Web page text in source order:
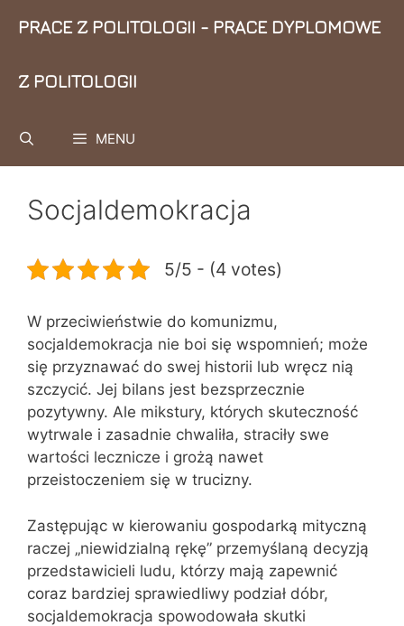
PRACE Z POLITOLOGII - PRACE DYPLOMOWE
Z POLITOLOGII
MENU
Socjaldemokracja
5/5 - (4 votes)
W przeciwieństwie do komunizmu,
socjaldemokracja nie boi się wspomnień; może
się przyznawać do swej historii lub wręcz nią
szczycić. Jej bilans jest bezsprzecznie
pozytywny. Ale mikstury, których skuteczność
wytrwale i zasadnie chwaliła, straciły swe
wartości lecznicze i grożą nawet
przeistoczeniem się w trucizny.
Zastępując w kierowaniu gospodarką mityczną
raczej „niewidzialną rękę” przemyślaną decyzją
przedstawicieli ludu, którzy mają zapewnić
coraz bardziej sprawiedliwy podział dóbr,
socjaldemokracja spowodowała skutki